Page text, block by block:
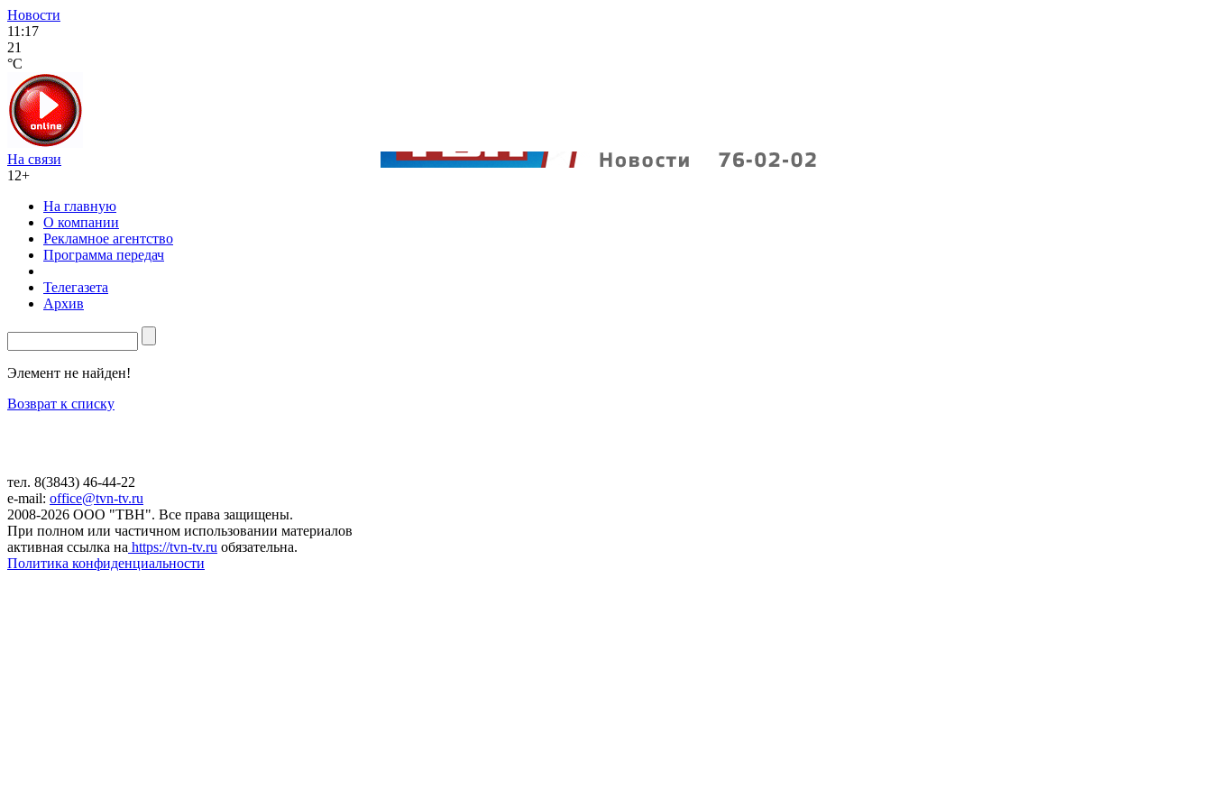
Новости
11:17
21
°C
На связи
12+
На главную
О компании
Рекламное агентство
Программа передач
Телегазета
Архив
Элемент не найден!
Возврат к списку
тел. 8(3843) 46-44-22
e-mail: office@tvn-tv.ru
2008-2026 ООО "ТВН". Все права защищены.
При полном или частичном использовании материалов
активная ссылка на https://tvn-tv.ru обязательна.
Политика конфиденциальности